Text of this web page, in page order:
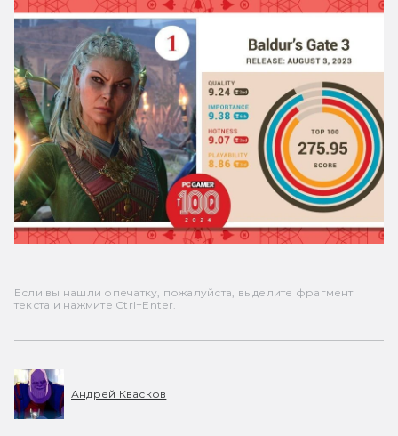
Если вы нашли опечатку, пожалуйста, выделите фрагмент
текста и нажмите Ctrl+Enter.
Андрей Квасков